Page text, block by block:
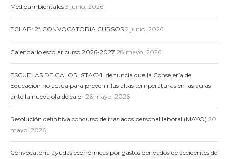
Medioambientales 3 junio, 2026
ECLAP: 2ª CONVOCATORIA CURSOS 2 junio, 2026
Calendario escolar curso 2026-2027 28 mayo, 2026
ESCUELAS DE CALOR: STACYL denuncia que la Consejería de
Educación no actúa para prevenir las altas temperaturas en las aulas
ante la nueva ola de calor 26 mayo, 2026
Resolución definitiva concurso de traslados personal laboral (MAYO) 20
mayo, 2026
Convocatoria ayudas económicas por gastos derivados de accidentes de